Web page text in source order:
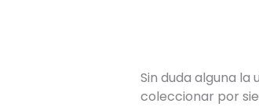
Sin duda alguna
coleccionar por